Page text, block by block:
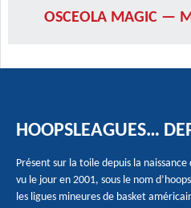
OSCEOLA MAGIC —
HOOPSLEAGUES…
Présent sur la toile depuis la
vu le jour en 2001, sous le nom
les ligues mineures de basket